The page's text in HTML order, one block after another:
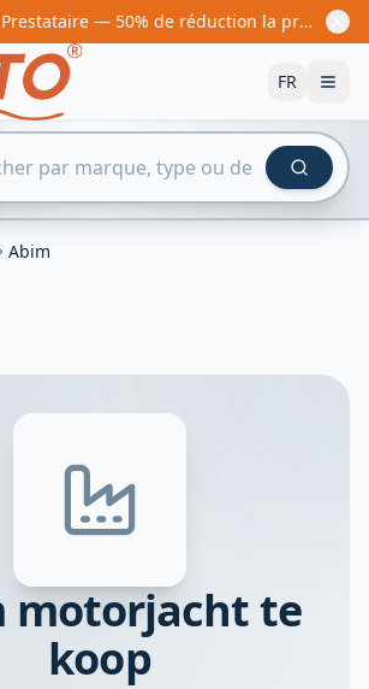
Nouveau : Profil Prestataire — 50% de réduction la première année ! À partir de 60€/an
FR
Abim
motorjacht te
koop